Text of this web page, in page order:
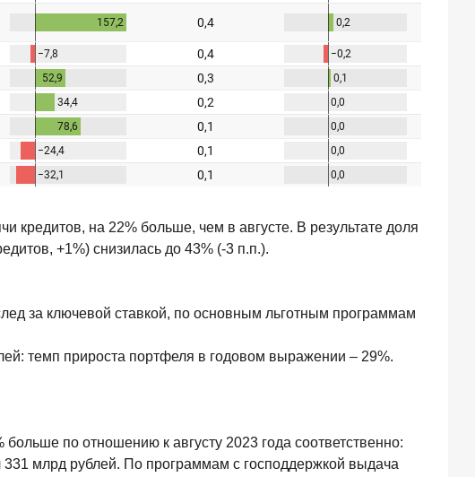
кредитов, на 22% больше, чем в августе. В результате доля
+1%) снизилась до 43% (-3 п.п.).
за ключевой ставкой, по основным льготным программам
темп прироста портфеля в годовом выражении – 29%.
по отношению к августу 2023 года соответственно:
млрд рублей. По программам с господдержкой выдача